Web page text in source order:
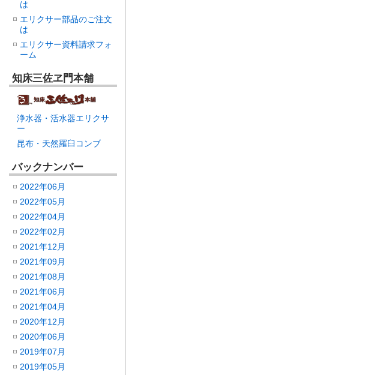
は
エリクサー部品のご注文
は
エリクサー資料請求フォ
ーム
知床三佐ヱ門本舗
浄水器・活水器エリクサ
ー
昆布・天然羅臼コンブ
バックナンバー
2022年06月
2022年05月
2022年04月
2022年02月
2021年12月
2021年09月
2021年08月
2021年06月
2021年04月
2020年12月
2020年06月
2019年07月
2019年05月